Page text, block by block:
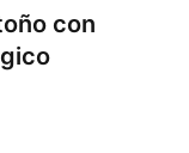
con